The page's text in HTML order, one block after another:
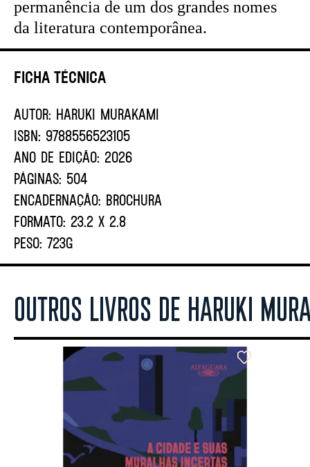
Ficha Técnica
AUTOR: HARUKI MURAKAMI
ISBN: 9788556523105
ANO DE EDIÇÃO: 2026
PÁGINAS: 504
ENCADERNAÇÃO: BROCHURA
FORMATO: 23.2 X 2.8
PESO: 723G
permanência de um dos grandes nomes
da literatura contemporânea.
OUTROS LIVROS DE HARUKI